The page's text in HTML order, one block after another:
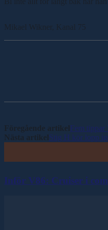
Mikael Wikner, Kanal 75
Föregående artikelFem
Nästa artikelStig H kör lopp
Inför V86: Cruiser i